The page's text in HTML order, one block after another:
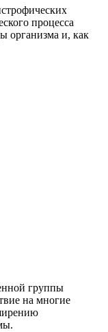
процесса
организма и, как
группы
на многие